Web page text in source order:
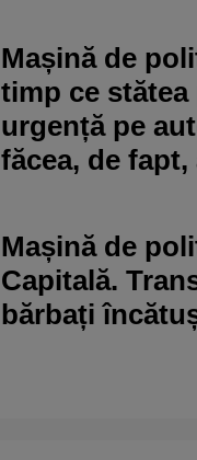
Mașină de
timp ce stătea
urgență pe
făcea, de
Mașină de
Capitală.
bărbați